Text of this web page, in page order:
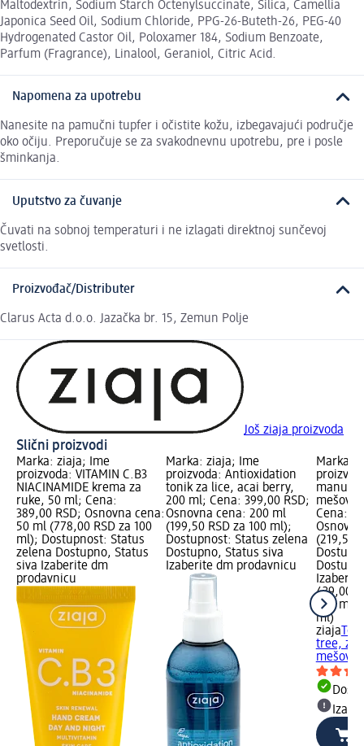
Maltodextrin, Sodium Starch Octenylsuccinate, Silica, Camellia
Japonica Seed Oil, Sodium Chloride, PPG-26-Buteth-26, PEG-40
Hydrogenated Castor Oil, Poloxamer 184, Sodium Benzoate,
Parfum (Fragrance), Linalool, Geraniol, Citric Acid.
Napomena za upotrebu
Nanesite na pamučni tupfer i očistite kožu, izbegavajući područje
oko očiju. Preporučuje se za svakodnevnu upotrebu, pre i posle
šminkanja.
Uputstvo za čuvanje
Čuvati na sobnoj temperaturi i ne izlagati direktnoj sunčevoj
svetlosti.
Proizvođač/Distributer
Clarus Acta d.o.o. Jazačka br. 15, Zemun Polje
Još ziaja proizvoda
Slični proizvodi
Marka: ziaja; Ime
proizvoda: VITAMIN C.B3
NIACINAMIDE krema za
ruke, 50 ml; Cena:
389,00 RSD; Osnovna cena:
50 ml (778,00 RSD za 100
ml); Dostupnost: Status
zelena Dostupno, Status
siva Izaberite dm
prodavnicu
Marka: ziaja; Ime
proizvoda: Antioxidation
tonik za lice, acai berry,
200 ml; Cena: 399,00 RSD;
Osnovna cena: 200 ml
(199,50 RSD za 100 ml);
Dostupnost: Status zelena
Dostupno, Status siva
Izaberite dm prodavnicu
Marka:
manuka
Cena:
(219,50
439,00
200 ml
ml)
ziaja
tree, za